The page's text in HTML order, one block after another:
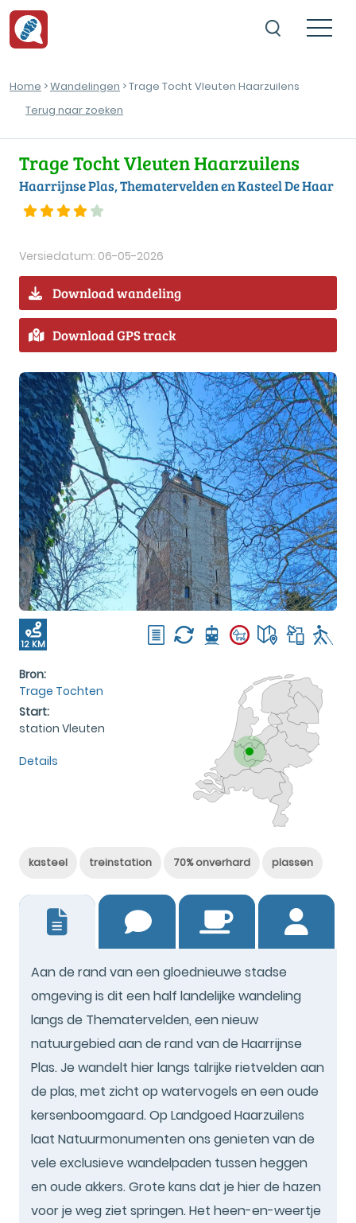
Home >Wandelingen > Trage Tocht Vleuten Haarzuilens
Terug naar zoeken
Trage Tocht Vleuten Haarzuilens
Haarrijnse Plas, Thematervelden en Kasteel De Haar
Versiedatum: 06-05-2026
Download wandeling
Download GPS track
12 KM
Bron:
Trage Tochten
Start:
station Vleuten
Details
kasteel treinstation 70% onverhard plassen
Aan de rand van een gloednieuwe stadse
omgeving is dit een half landelijke wandeling
langs de Thematervelden, een nieuw
natuurgebied aan de rand van de Haarrijnse
Plas. Je wandelt hier langs talrijke rietvelden aan
de plas, met zicht op watervogels en een oude
kersenboomgaard. Op Landgoed Haarzuilens
laat Natuurmonumenten ons genieten van de
vele exclusieve wandelpaden tussen heggen
en oude akkers. Grote kans dat je hier de hazen
voor je weg ziet springen. Het heen-en-weertje